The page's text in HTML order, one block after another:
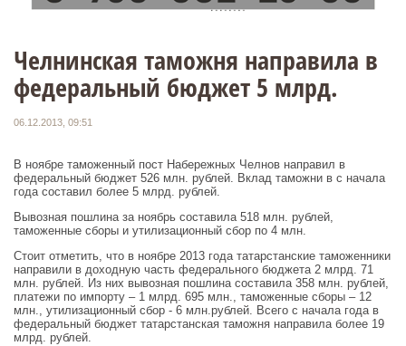
Челнинская таможня направила в
федеральный бюджет 5 млрд.
06.12.2013, 09:51
В ноябре таможенный пост Набережных Челнов направил в
федеральный бюджет 526 млн. рублей. Вклад таможни в с начала
года составил более 5 млрд. рублей.
Вывозная пошлина за ноябрь составила 518 млн. рублей,
таможенные сборы и утилизационный сбор по 4 млн.
Стоит отметить, что в ноябре 2013 года татарстанские таможенники
направили в доходную часть федерального бюджета 2 млрд. 71
млн. рублей. Из них вывозная пошлина составила 358 млн. рублей,
платежи по импорту – 1 млрд. 695 млн., таможенные сборы – 12
млн., утилизационный сбор - 6 млн.рублей. Всего с начала года в
федеральный бюджет татарстанская таможня направила более 19
млрд. рублей.